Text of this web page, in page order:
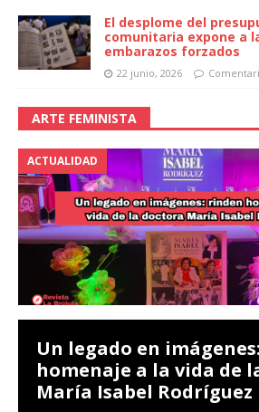
El desplome del
comunitaria expone a
embarazos forzados
22 junio, 2026
ARTE FEMINISTA
ACTUALIDAD
Un legado en
homenaje a la vida de
María Isabel Rodríguez